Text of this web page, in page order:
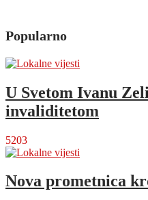
Popularno
U Svetom Ivanu
invaliditetom
5203
Nova prometnica